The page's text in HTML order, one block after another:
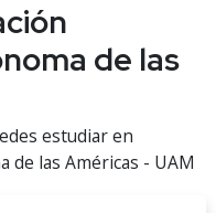
de las
estudiar en
de las Américas - UAM